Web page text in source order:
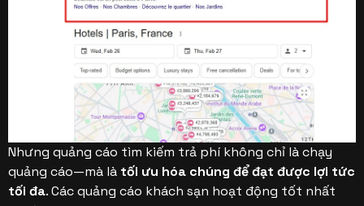
Nhưng quảng cáo tìm kiếm trả phí không chỉ là chạy
quảng cáo—mà là tối ưu hóa chúng để đạt được lợi tức
tối đa. Các quảng cáo khách sạn hoạt động tốt nhất